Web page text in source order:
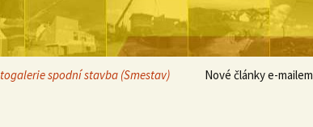
spodní stavba (Smestav) Nové články e-mailem